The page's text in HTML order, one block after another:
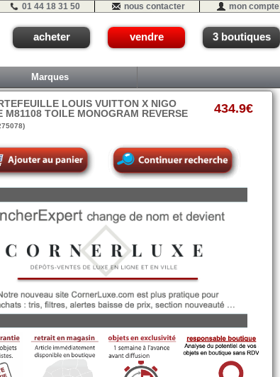
01 44 18 31 50 nous contacter mon compte
acheter vendre 3 boutiques
Marques
LOUIS VUITTON X NIGO
M81108 TOILE MONOGRAM REVERSE
434.9€